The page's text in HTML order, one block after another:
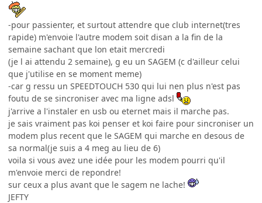
-pour passienter, et surtout attendre que club internet(tres
rapide) m'envoie l'autre modem soit disan a la fin de la
semaine sachant que lon etait mercredi
(je l ai attendu 2 semaine), g eu un SAGEM (c d'ailleur celui
que j'utilise en se moment meme)
-car g ressu un SPEEDTOUCH 530 qui lui nen plus n'est pas
foutu de se sincroniser avec ma ligne adsl
j'arrive a l'instaler en usb ou eternet mais il marche pas.
je sais vraiment pas koi penser et koi faire pour sincroniser un
modem plus recent que le SAGEM qui marche en desous de
sa normal(je suis a 4 meg au lieu de 6)
voila si vous avez une idée pour les modem pourri qu'il
m'envoie merci de repondre!
sur ceux a plus avant que le sagem ne lache!
JEFTY